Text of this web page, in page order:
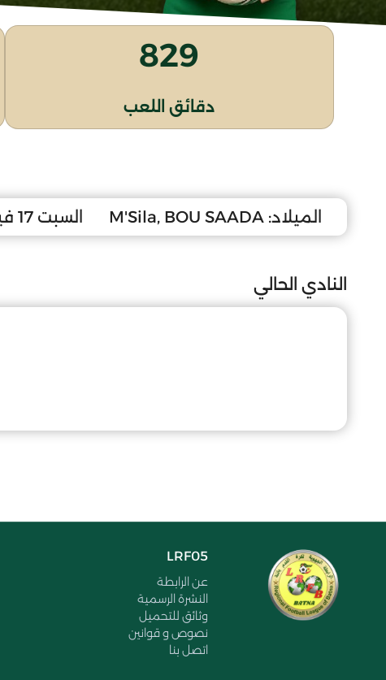
829
دقائق اللعب
الميلاد: M'Sila, BOU SAADA السبت 17 فيفري 2007
النادي الحالي
LRF05
عن الرابطة
النشرة الرسمية
وثائق للتحميل
نصوص و قوانين
اتصل بنا